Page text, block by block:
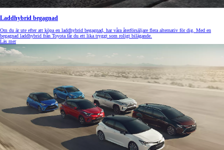
Laddhybrid begagnad
Om du är ute efter att köpa en laddhybrid begagnad, har våra återförsäljare flera alternativ för dig. Med en
begagnad laddhybrid från Toyota får du ett lika tryggt som roligt bilägande.
Läs mer